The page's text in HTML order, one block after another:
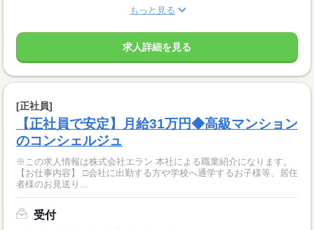
もっと見る
求人詳細を見る
[正社員]
【正社員で安定】月給31万円◆高級マンション
のコンシェルジュ
※この求人情報は株式会社エラン 本社による職業紹介になります。
【お仕事内容】 □会社に出勤する方や学校へ通学するお子様等、居住
者様のお見送り...
受付